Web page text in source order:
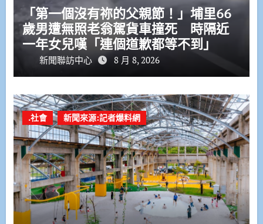
「第一個沒有祢的父親節！」埔里66
歲男遭無照老翁駕貨車撞死 時隔近
一年女兒嘆「連個道歉都等不到」
新聞聯訪中心 8 月 8, 2026
.社會 新聞來源:記者爆料網